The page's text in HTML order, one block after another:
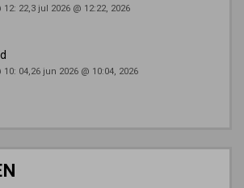
12: 22,3 jul 2026 @ 12:22, 2026
10: 04,26 jun 2026 @ 10:04, 2026